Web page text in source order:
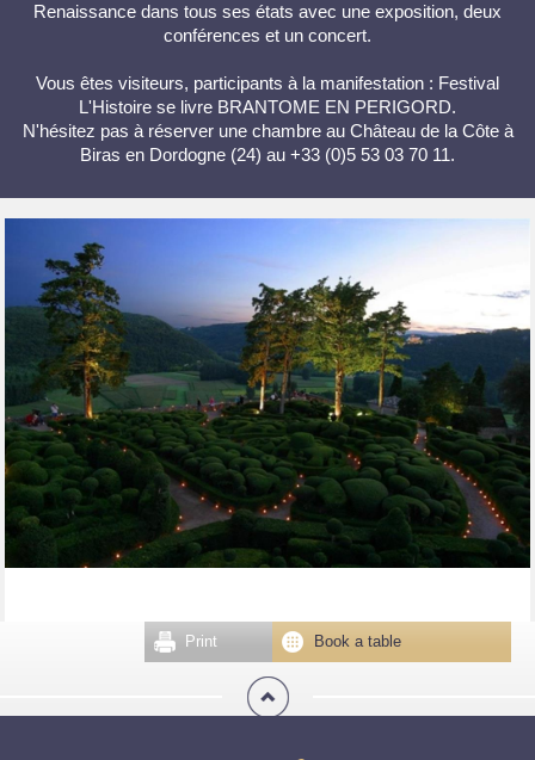
Renaissance dans tous ses états avec une exposition, deux
conférences et un concert.
Vous êtes visiteurs, participants à la manifestation : Festival
L'Histoire se livre BRANTOME EN PERIGORD.
N'hésitez pas à réserver une chambre au Château de la Côte à
Biras en Dordogne (24) au +33 (0)5 53 03 70 11.
Book a table
Print